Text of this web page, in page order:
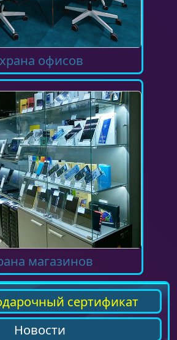
офисов
магазинов
сертификат
Новости